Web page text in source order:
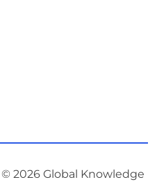
© 2026 Global Knowledge